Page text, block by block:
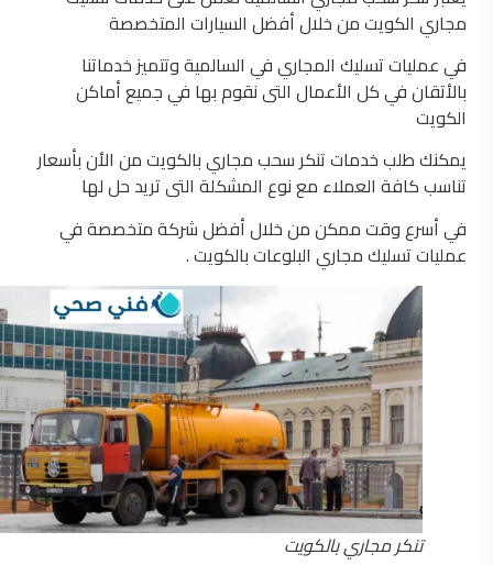
مجاري الكويت من خلال أفضل السيارات المتخصصة
في عمليات تسليك المجاري في السالمية وتتميز خدماتنا
بالأتقان في كل الأعمال التى نقوم بها في جميع أماكن
الكويت
يمكنك طلب خدمات تنكر سحب مجاري بالكويت من الأن بأسعار
تناسب كافة العملاء مع نوع المشكلة التى تريد حل لها
في أسرع وقت ممكن من خلال أفضل شركة متخصصة في
عمليات تسليك مجاري البلوعات بالكويت .
تنكر مجاري بالكويت